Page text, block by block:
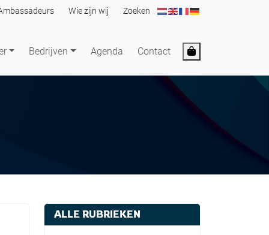
Wie zijn wij Zoeken
Bedrijven Agenda Contact Cart
ALLE RUBRIEKEN